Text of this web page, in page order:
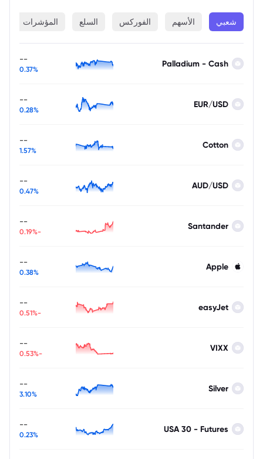
شعبي الأسهم الفوركس السلع المؤشرات
Palladium - Cash
--
0.37%
EUR/USD
--
0.28%
Cotton
--
1.57%
AUD/USD
--
0.47%
Santander
--
-0.19%
Apple
--
0.38%
easyJet
--
-0.51%
VIXX
--
-0.53%
Silver
--
3.10%
USA 30 - Futures
--
0.23%